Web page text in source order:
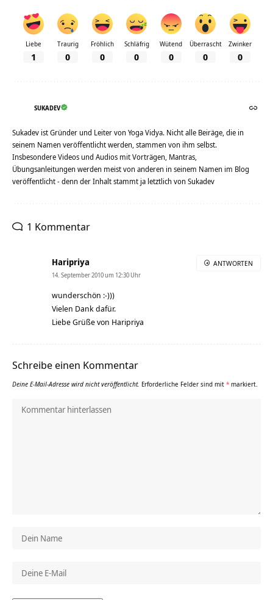
Liebe
1
Traurig
0
Fröhlich
0
Schläfrig
0
Wütend
0
Überrascht
0
Zwinker
0
SUKADEV
Sukadev ist Gründer und Leiter von Yoga Vidya. Nicht alle Beiräge, die in
seinem Namen veröffentlicht werden, stammen von ihm selbst.
Insbesondere Videos und Audios mit Vorträgen, Mantras,
Übungsanleitungen werden meist von anderen in seinem Namen im Blog
veröffentlicht - denn der Inhalt stammt ja letztlich von Sukadev
1 Kommentar
Haripriya
14. September 2010 um 12:30 Uhr
wunderschön :-)))
Vielen Dank dafür.
Liebe Grüße von Haripriya
ANTWORTEN
Schreibe einen Kommentar
Deine E-Mail-Adresse wird nicht veröffentlicht. Erforderliche Felder sind mit * markiert.